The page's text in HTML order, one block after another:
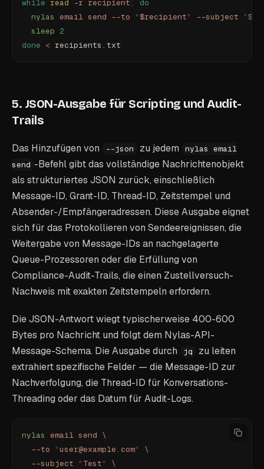
while read -r recipient ;
do
  nylas
email send --to "$recipient" --subject "
  sleep
2
done < recipients.txt
5. JSON-Ausgabe für Scripting und Audit-
Trails
Das Hinzufügen von --json zu jedem
nylas email
send -Befehl gibt das vollständige Nachrichtenobjekt
als strukturiertes JSON zurück, einschließlich
Message-ID, Grant-ID, Thread-ID, Zeitstempel und
Absender-/Empfängeradressen. Diese Ausgabe eignet
sich für das Protokollieren von Sendeereignissen, die
Weitergabe von Message-IDs an nachgelagerte
Queue-Prozessoren oder die Erfüllung von
Compliance-Audit-Trails, die einen Zustellversuch-
Nachweis mit exakten Zeitstempeln erfordern.
Die JSON-Antwort wiegt typischerweise 400-600
Bytes pro Nachricht und folgt dem Nylas-API-
Message-Schema. Die Ausgabe durch
jq
zu leiten
extrahiert spezifische Felder — die Message-ID zur
Nachverfolgung, die Thread-ID für Konversations-
Threading oder das Datum für Audit-Logs.
nylas email send \
  --to
"user@example.com"
\
  --subject
" Test" \